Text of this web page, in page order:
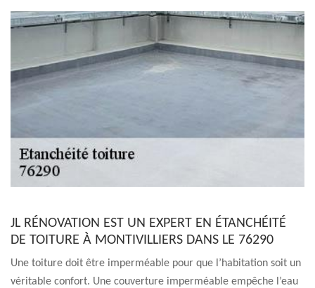
JL RÉNOVATION EST UN EXPERT EN ÉTANCHÉITÉ
DE TOITURE À MONTIVILLIERS DANS LE 76290
Une toiture doit être imperméable pour que l’habitation soit un
véritable confort. Une couverture imperméable empêche l’eau